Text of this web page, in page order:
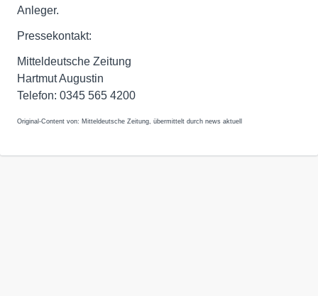
Anleger.
Pressekontakt:
Mitteldeutsche Zeitung
Hartmut Augustin
Telefon: 0345 565 4200
Original-Content von: Mitteldeutsche Zeitung, übermittelt durch news aktuell